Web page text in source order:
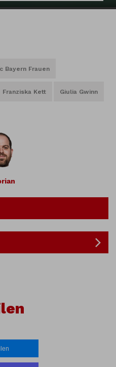
Bayern Frauen
Franziska Kett Giulia Gwinn